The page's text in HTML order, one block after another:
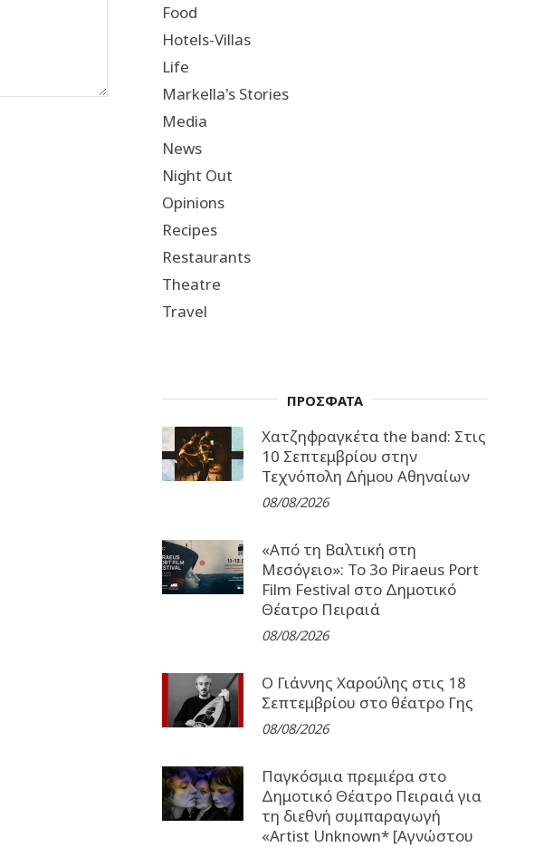
Food
Hotels-Villas
Life
Markella's Stories
Media
News
Night Out
Opinions
Recipes
Restaurants
Theatre
Travel
ΠΡΟΣΦΑΤΑ
Χατζηφραγκέτα the band: Στις
10 Σεπτεμβρίου στην
Τεχνόπολη Δήμου Αθηναίων
08/08/2026
«Από τη Βαλτική στη
Μεσόγειο»: Το 3o Piraeus Port
Film Festival στο Δημοτικό
Θέατρο Πειραιά
08/08/2026
Ο Γιάννης Χαρούλης στις 18
Σεπτεμβρίου στο θέατρο Γης
08/08/2026
Παγκόσμια πρεμιέρα στο
Δημοτικό Θέατρο Πειραιά για
τη διεθνή συμπαραγωγή
«Artist Unknown* [Αγνώστου